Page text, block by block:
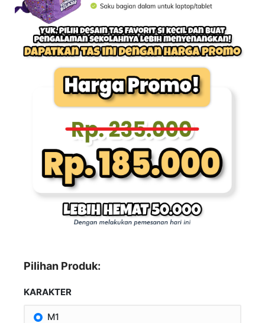
Pilihan Produk:
KARAKTER
M1